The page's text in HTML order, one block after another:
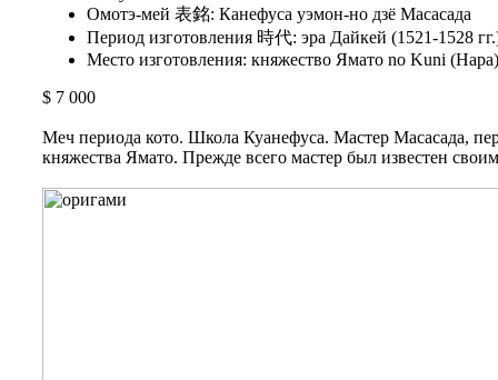
Омотэ-мей 表銘: Канефуса уэмон-но дзё Масасада
Период изготовления 時代: эра Дайкей (1521-1528
Место изготовления: княжество Ямато no Kuni (Нара)
$ 7 000
Меч периода кото. Школа Куанефуса. Мастер Масасада,
княжества Ямато. Прежде всего мастер был известен